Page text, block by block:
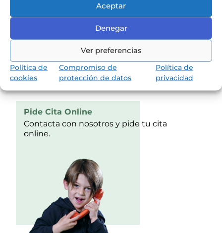
Aceptar
Denegar
Ver preferencias
Política de
cookies
Compromiso de
protección de datos
Política de
privacidad
Pide Cita Online
Contacta con nosotros y pide tu cita
online.